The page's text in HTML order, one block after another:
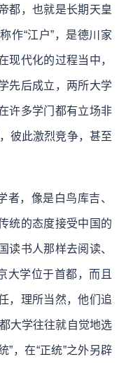
都，也就是长期天皇
作“江户”，是德川家
现代化的过程当中，
先后成立，两所大学
许多学门都有立场非
彼此激烈竞争，甚至
者，像是白鸟库吉、
统的态度接受中国的
读书人那样去阅读、
大学位于首都，而且
，理所当然，他们追
大学往往就自觉地选
”，在“正统”之外另辟